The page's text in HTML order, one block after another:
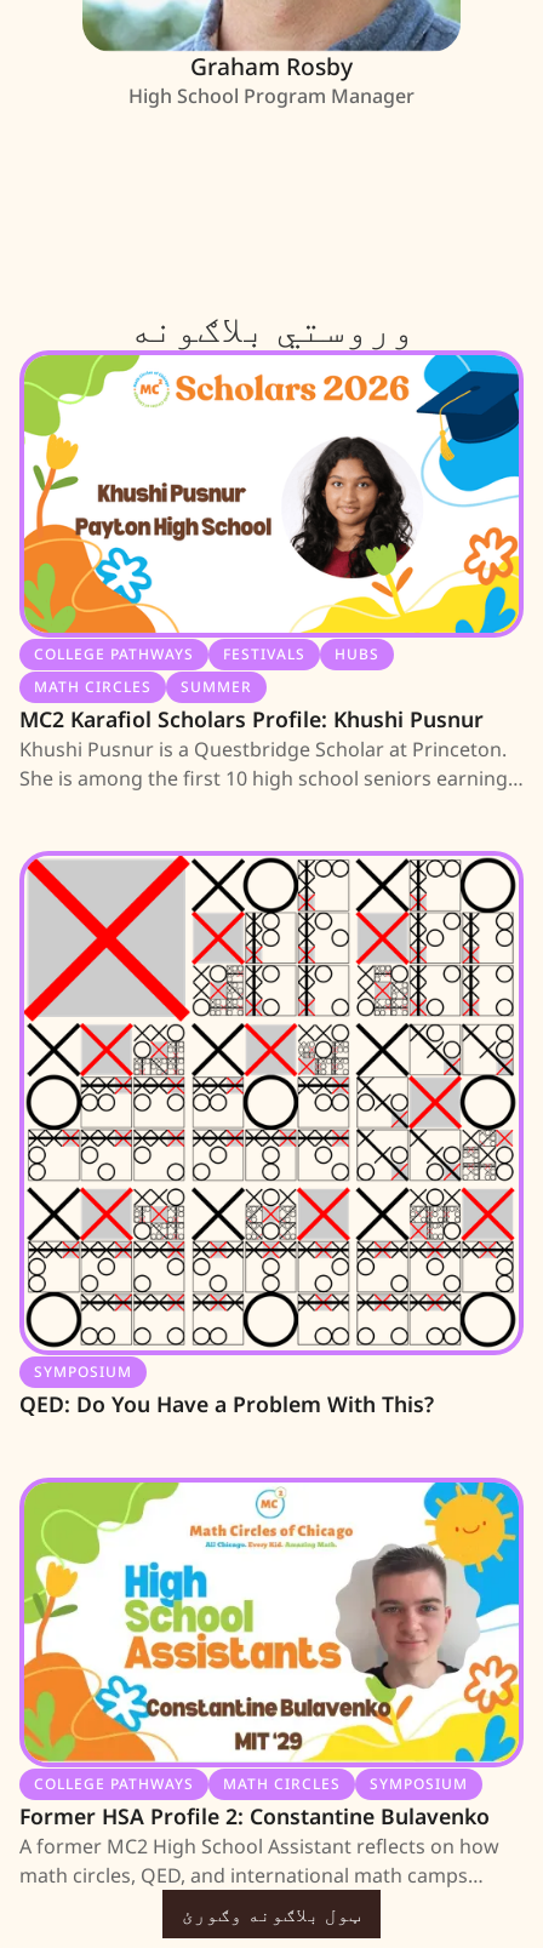
Graham Rosby
High School Program Manager
وروستي بلاګونه
COLLEGE PATHWAYS FESTIVALS
HUBS
MATH CIRCLES
SUMMER
MC2 Karafiol Scholars Profile: Khushi Pusnur
Khushi Pusnur is a Questbridge Scholar at Princeton.
She is among the first 10 high school seniors earning
SYMPOSIUM
QED: Do You Have a Problem With This?
COLLEGE PATHWAYS MATH CIRCLES SYMPOSIUM
Former HSA Profile 2: Constantine Bulavenko
A former MC2 High School Assistant reflects on how
math circles, QED, and international math camps
shaped their love of problem-solving, guided their
path to MIT, and inspired their approach to teaching.
ټول بلاګونه وګورئ